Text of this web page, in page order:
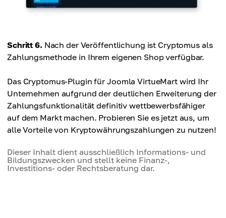
Schritt 6. Nach der Veröffentlichung ist Cryptomus als
Zahlungsmethode in Ihrem eigenen Shop verfügbar.
Das Cryptomus-Plugin für Joomla VirtueMart wird Ihr
Unternehmen aufgrund der deutlichen Erweiterung der
Zahlungsfunktionalität definitiv wettbewerbsfähiger
auf dem Markt machen. Probieren Sie es jetzt aus, um
alle Vorteile von Kryptowährungszahlungen zu nutzen!
Dieser Inhalt dient ausschließlich Informations- und
Bildungszwecken und stellt keine Finanz-,
Investitions- oder Rechtsberatung dar.